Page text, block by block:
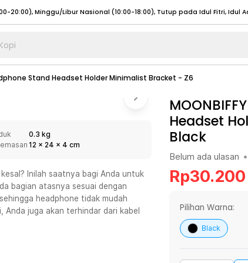
- 20:00), Sabtu - Minggu (08:00 - 20:00), Tutup pada Idul Fitri
Sabtu - Minggu/ Libur Nasional (08:00 - 17:00)
Selengkapnya
20:00), Sabtu - Minggu/ Libur Nasional (08:00 - 17:00) Selengkapnya
20:00), Minggu/Libur Nasional (12:00-20:00), Tutup pada Idul Fitri
20:00), Minggu/Libur Nasional (12:00-20:00), Tutup pada Idul Fitri
(07:00 - 20:00), Sabtu - Minggu (08:00 - 20:00), Tutup pada Idul Fitri
20:00), Sabtu - Minggu/ Libur Nasional (08:00 - 17:00) Selengkapnya
Stand Headset Holder Minimalist Bracket - Z6
0.3 kg
12 x 24 x 4 cm
Inilah saatnya bagi Anda untuk
bagian atasnya sesuai dengan
headphone tidak mudah
juga akan terhindar dari kabel
Headset
Black
Belum ada ulasan •
Rp30.200
Pilihan Warna:
Black